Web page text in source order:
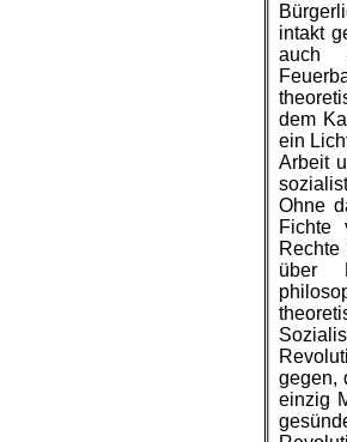
intakt
auch
dem
ein
Arbeit
Ohne
Fichte
über
gegen,
einzig